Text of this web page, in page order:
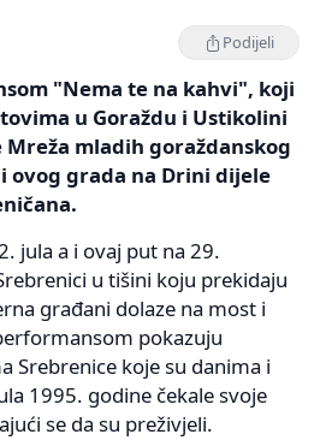
Podijeli
"Nema te na kahvi", koji
u Goraždu i Ustikolini
mladih goraždanskog
grada na Drini dijele
jula a i ovaj put na 29.
u tišini koju prekidaju
građani dolaze na most i
pokazuju
Srebrenice koje su danima i
1995. godine čekale svoje
se da su preživjeli.